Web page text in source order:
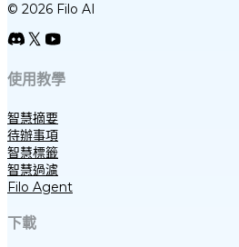
© 2026 Filo AI
使用教學
智慧摘要
待辦事項
智慧標籤
智慧過濾
Filo Agent
下載